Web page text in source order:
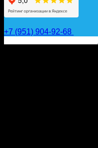
+7 (951) 904-92-68